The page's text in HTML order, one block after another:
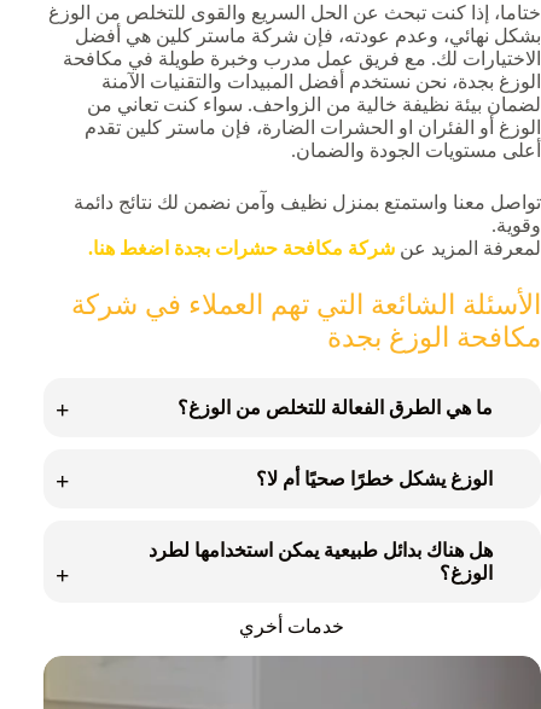
ختاما، إذا كنت تبحث عن الحل السريع والقوى للتخلص من الوزغ
بشكل نهائي، وعدم عودته، فإن شركة ماستر كلين هي أفضل
الاختيارات لك. مع فريق عمل مدرب وخبرة طويلة في مكافحة
الوزغ بجدة، نحن نستخدم أفضل المبيدات والتقنيات الآمنة
لضمان بيئة نظيفة خالية من الزواحف. سواء كنت تعاني من
الوزغ أو الفئران او الحشرات الضارة، فإن ماستر كلين تقدم
أعلى مستويات الجودة والضمان.
تواصل معنا واستمتع بمنزل نظيف وآمن نضمن لك نتائج دائمة
وقوية.
لمعرفة المزيد عن شركة مكافحة حشرات بجدة اضغط هنا.
الأسئلة الشائعة التي تهم العملاء في شركة
مكافحة الوزغ بجدة
ما هي الطرق الفعالة للتخلص من الوزغ؟
الوزغ يشكل خطرًا صحيًا أم لا؟
هل هناك بدائل طبيعية يمكن استخدامها لطرد
الوزغ؟
خدمات أخري